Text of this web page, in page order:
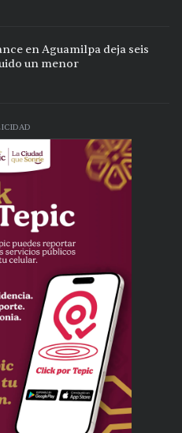
en Aguamilpa deja seis
un menor